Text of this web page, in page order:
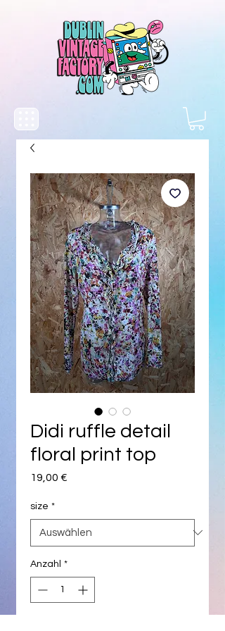
Didi ruffle detail
floral print top
19,00 €
size *
Anzahl *